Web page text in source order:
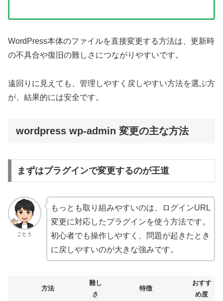
WordPress本体のファイルを直接変更する方法は、更新時
の不具合や復旧の難しさにつながりやすいです。
遠回りに見えても、管理しやすく戻しやすい方法を選ぶ方
が、結果的には安全です。
wordpress wp-admin 変更の主な方法
まずはプラグインで変更するのが王道
ごとう
もっとも取り組みやすいのは、ログインURL
変更に対応したプラグインを使う方法です。
初心者でも操作しやすく、問題が起きたとき
に戻しやすいのが大きな強みです。
方法
難し
さ
特徴
おすす
め度